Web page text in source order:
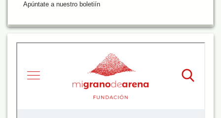
Apúntate a nuestro boletiín